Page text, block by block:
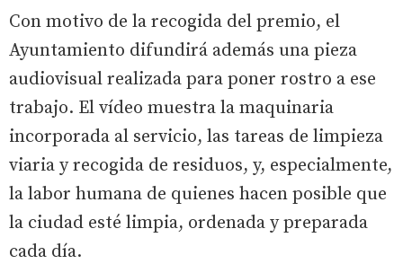
Con motivo de la recogida del premio, el
Ayuntamiento difundirá además una pieza
audiovisual realizada para poner rostro a ese
trabajo. El vídeo muestra la maquinaria
incorporada al servicio, las tareas de limpieza
viaria y recogida de residuos, y, especialmente,
la labor humana de quienes hacen posible que
la ciudad esté limpia, ordenada y preparada
cada día.